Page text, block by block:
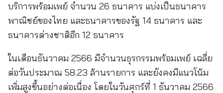
บริการพร้อมเพย์ จำนวน 26 ธนาคาร แบ่งเป็นธนาคาร
พาณิชย์ของไทย และธนาคารของรัฐ 14 ธนาคาร และ
ธนาคารต่างชาติอีก 12 ธนาคาร
ในเดือนธันวาคม 2566 มีจำนวนธุรกรรมพร้อมเพย์ เฉลี่ย
ต่อวันประมาณ 58.23 ล้านรายการ และยังคงมีแนวโน้ม
เพิ่มสูงขึ้นอย่างต่อเนื่อง โดยในวันศุกร์ที่ 1 ธันวาคม 2566